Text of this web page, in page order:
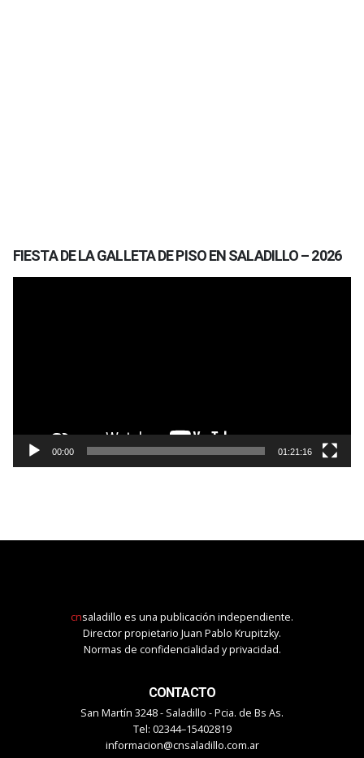
FIESTA DE LA GALLETA DE PISO EN SALADILLO – 2026
00:00 01:21:16
cnsaladillo es una publicación independiente.
Director propietario Juan Pablo Krupitzky.
Normas de confidencialidad y privacidad.
CONTACTO
San Martín 3248 - Saladillo - Pcia. de Bs As.
Tel: 02344–15402819
informacion@cnsaladillo.com.ar